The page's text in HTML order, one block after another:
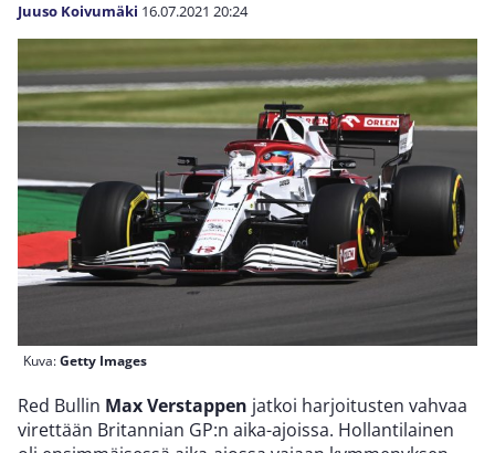
Juuso Koivumäki 16.07.2021 20:24
Kuva:Getty Images
Red Bullin Max Verstappen jatkoi harjoitusten vahvaa
virettään Britannian GP:n aika-ajoissa. Hollantilainen